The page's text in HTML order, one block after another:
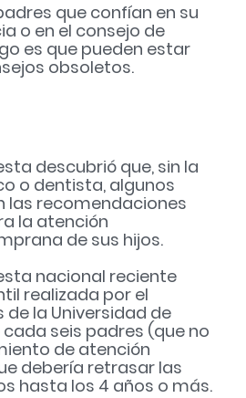
que confían en su
o en el consejo de
es que pueden estar
obsoletos.
descubrió que, sin la
o dentista, algunos
las recomendaciones
la atención
de sus hijos.
nacional reciente
realizada por el
de la Universidad de
cada seis padres (que no
de atención
debería retrasar las
hasta los 4 años o más.